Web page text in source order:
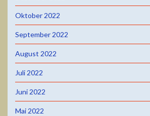
Oktober 2022
September 2022
August 2022
Juli 2022
Juni 2022
Mai 2022